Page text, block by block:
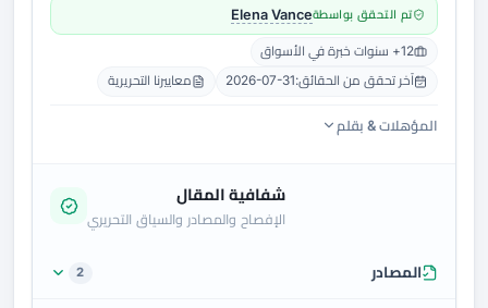
تم التحقق بواسطةElena Vance
12+ سنوات خبرة في الأسواق
آخر تحقق من الحقائق:2026-07-31 معاييرنا التحريرية
المؤهلات & بقلم
شفافية المقال
الإفصاح والمصادر والسياق التحريري
المصادر 2